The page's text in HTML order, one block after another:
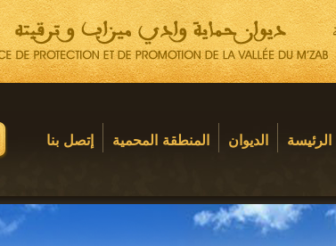
الديوان المنطقة المحمية إتصل بنا